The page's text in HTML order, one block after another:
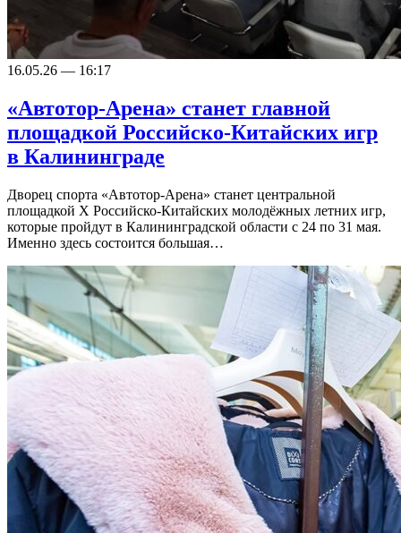
16.05.26 — 16:17
«Автотор-Арена» станет главной
площадкой Российско-Китайских игр
в Калининграде
Дворец спорта «Автотор-Арена» станет центральной
площадкой X Российско-Китайских молодёжных летних игр,
которые пройдут в Калининградской области с 24 по 31 мая.
Именно здесь состоится большая…